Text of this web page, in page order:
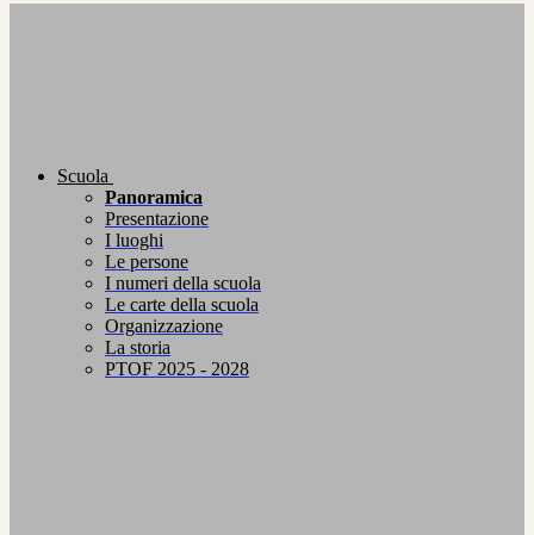
Scuola
Panoramica
Presentazione
I luoghi
Le persone
I numeri della scuola
Le carte della scuola
Organizzazione
La storia
PTOF 2025 - 2028